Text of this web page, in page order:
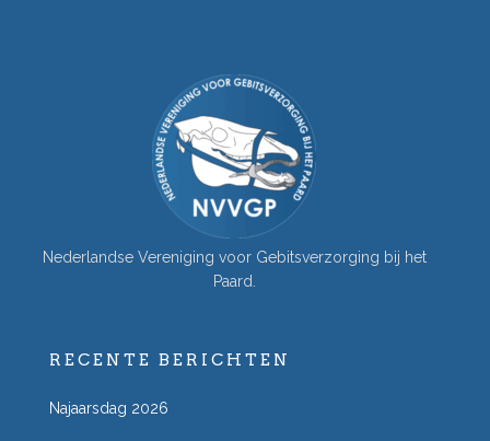
Nederlandse Vereniging voor Gebitsverzorging bij het
Paard.
RECENTE BERICHTEN
Najaarsdag 2026